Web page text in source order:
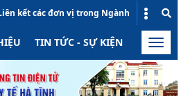
kết các đơn vị trong Ngành
TIN TỨC - SỰ KIỆN HOẠT
Toggle